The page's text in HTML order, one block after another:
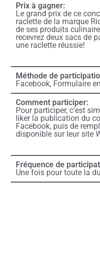
Prix à gagner:
Le grand prix de ce
raclette de la marque
de ses produits
recevrez deux sacs de
une raclette réussie!
Méthode de
Facebook, Formulaire
Comment participer:
Pour participer, c’est
liker la publication du
Facebook, puis de
disponible sur leur site
Fréquence de
Une fois pour toute la